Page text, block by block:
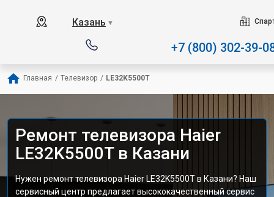
Казань ▼
+7 (800) 302-39-
Главная / Телевизор / LE32K5500T
Ремонт телевизора Haier
LE32K5500T в Казани
Нужен ремонт телевизора Haier LE32K5500T в Казани? Наш
сервисный центр предлагает высококачественный сервис